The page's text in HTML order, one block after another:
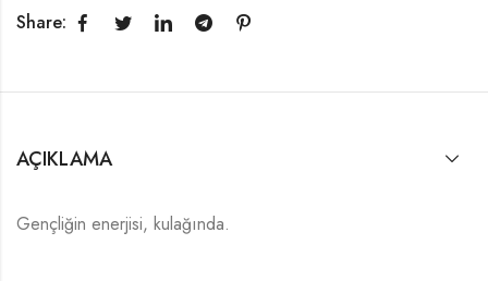
Share:
AÇIKLAMA
Gençliğin enerjisi, kulağında.